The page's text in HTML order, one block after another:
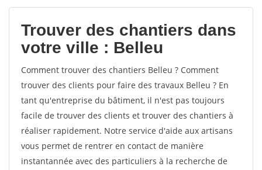
votes
Trouver des chantiers dans
votre ville : Belleu
Comment trouver des chantiers Belleu ? Comment
trouver des clients pour faire des travaux Belleu ? En
tant qu'entreprise du bâtiment, il n'est pas toujours
facile de trouver des clients et trouver des chantiers à
réaliser rapidement. Notre service d'aide aux artisans
vous permet de rentrer en contact de manière
instantannée avec des particuliers à la recherche de